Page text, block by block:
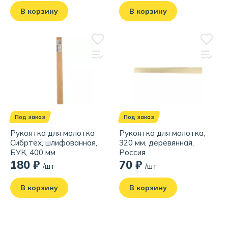
В корзину В корзину
Под заказ
Рукоятка для молотка
Сибртех, шлифованная,
БУК, 400 мм
180 ₽ /шт
В корзину
Под заказ
Рукоятка для молотка,
320 мм, деревянная,
Россия
70 ₽ /шт
В корзину